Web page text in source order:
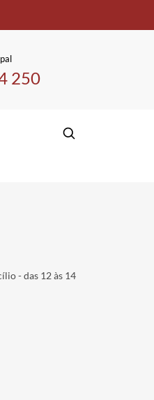
250
- das 12 às 14